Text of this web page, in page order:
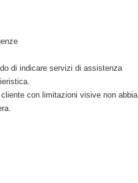
di indicare servizi di assistenza
con limitazioni visive non abbia